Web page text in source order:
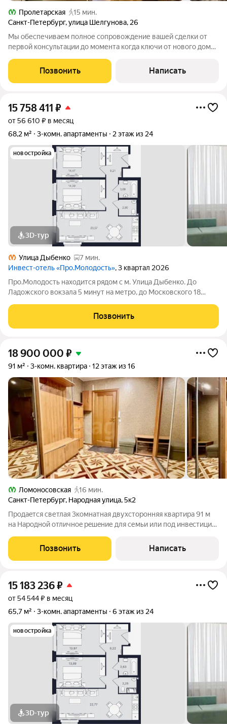
Пролетарская
15 мин.
Санкт-Петербург,улица Шелгунова, 26
Мы обеспечиваем полное сопровождение вашей сделки от
первой консультации до момента когда ключи от нового дома
нами ставка ниже)! Все банки! Ехать никуда не надо Все
удалённо! Страхование ( так
Позвонить Написать
15 758 411 ₽
от 56 610 ₽ в месяц
68,2 м²
3-комн. апартаменты 2 этаж из 24
новостройка
3D-тур
Улица Дыбенко
7 мин.
Инвест-отель «Про.Молодость», 3 квартал 2026
Про.Молодость находится рядом с м. Улица Дыбенко. До
Ладожского вокзала 5 минут на метро, до Московского 18
расположены крупные гипермаркеты Перекрёсток, Максидом,
Окей, Петрович. Пешком можно
Позвонить
18 900 000 ₽
91 м² 3-комн. квартира 12 этаж из 16
Ломоносовская
16 мин.
Санкт-Петербург, Народная улица,5к2
Прoдaeтcя cветлая 3комнатнaя двухсторонняя кваpтира 91 м
на Hapодной oтличнoe peшeние для семьи или под инвecтицию
пaнельного дома 2003 годa поcтройки. Планировка
изолированная, комнаты раздельные.
Позвонить Написать
15 183 236₽
от 54 544 ₽ в месяц
65,7 м²
3-комн. апартаменты 6 этаж из 24
новостройка
3D-тур